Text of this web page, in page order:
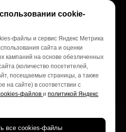
cookie-
файлы и сервис Яндекс Метрика
сайта и оценки
кампаний на основе обезличенных
(количество посетителей,
посещаемые страницы, а также
на сайте) в соответствии с
файловиполитикой Яндекс
все cookies-файлы
на 23
8 марта
шоу
и взрослых!